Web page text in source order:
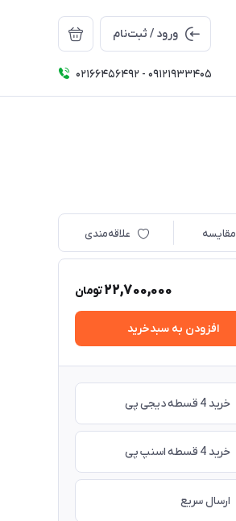
ورود / ثبت‌نام
02166456492 - 09121933405
مقایسه علاقه‌مندی
22,700,000تومان
افزودن به سبدخرید
خرید 4 قسطه دیجی پی
خرید 4 قسطه اسنپ پی
ارسال سریع